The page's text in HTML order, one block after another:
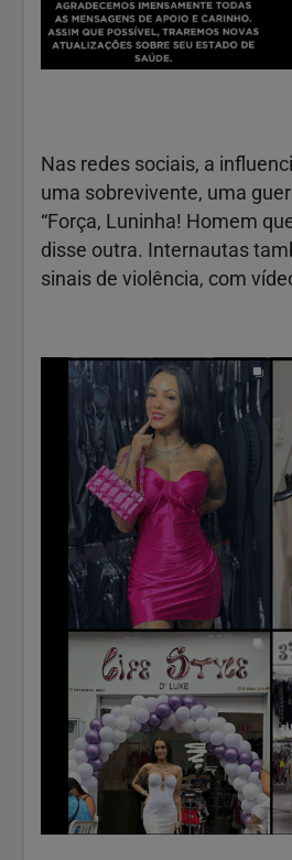
Nas redes sociais, a
uma sobrevivente, uma
“Força, Luninha! Homem
disse outra. Internautas
sinais de violência, com